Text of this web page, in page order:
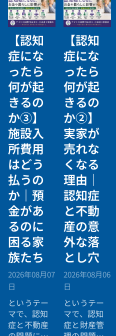
【認知
症にな
ったら
何が起
きるの
か③】
施設入
所費用
はどう
払うの
か｜預
金があ
るのに
困る家
族たち
2026年08月07
日
というテー
マで、認知
症と不動産
【認知
症にな
ったら
何が起
きるの
か②】
実家が
売れな
くなる
理由｜
認知症
と不動
産の意
外な落
とし穴
2026年08月06
日
というテー
マで、認知
症と財産管